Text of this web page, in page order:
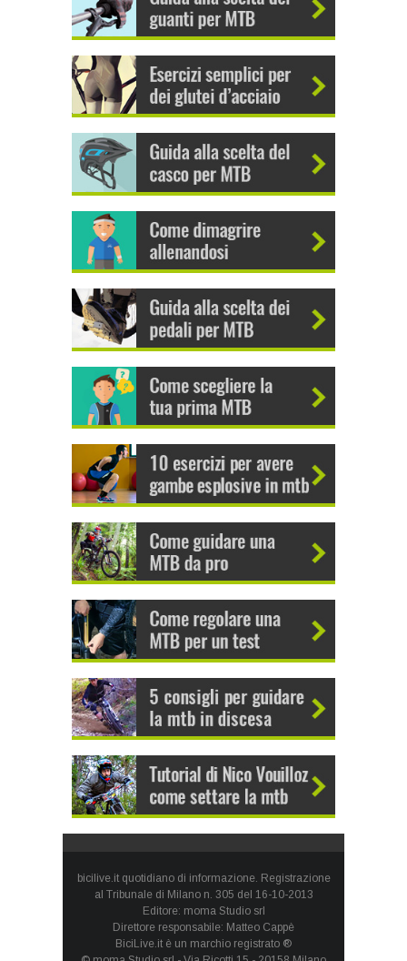
bicilive.it quotidiano di informazione. Registrazione
al Tribunale di Milano n. 305 del 16-10-2013
Editore: moma Studio srl
Direttore responsabile: Matteo Cappè
BiciLive.it è un marchio registrato ®